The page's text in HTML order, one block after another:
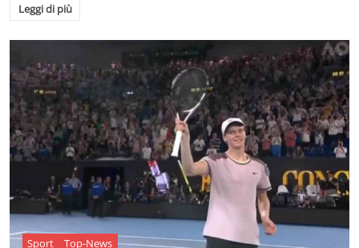
Leggi di più
Sport Top-News